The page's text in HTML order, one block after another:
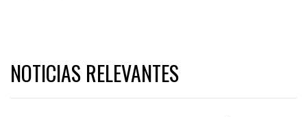
NOTICIAS RELEVANTES